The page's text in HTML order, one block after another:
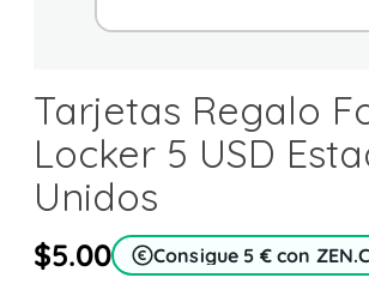
Tarjetas Regalo
Locker 5 USD
Unidos
$5.00 Consigue 5 € con